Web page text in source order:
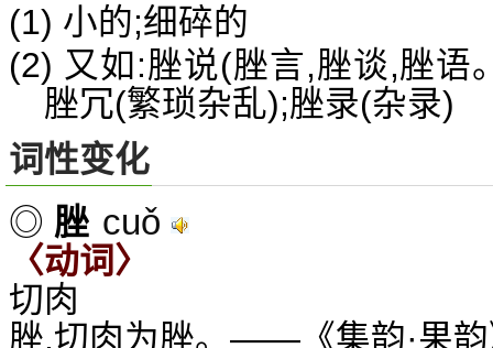
(1) 小的;细碎的
(2) 又如:脞说(脞言,脞谈,脞语
脞冗(繁琐杂乱);脞录(杂录)
词性变化
◎ 脞 cuǒ
〈动词〉
切肉
脞,切肉为脞。——《集韵·果